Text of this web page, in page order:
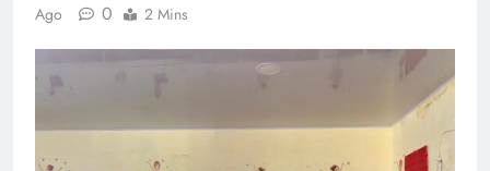
Ago
0 2 Mins